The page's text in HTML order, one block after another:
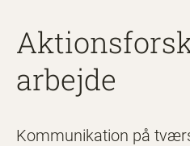
arbejde
Kommunikation på